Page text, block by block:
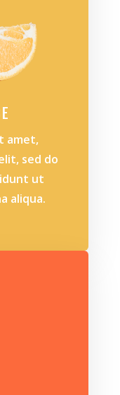
amet,
sed do
ut
aliqua.